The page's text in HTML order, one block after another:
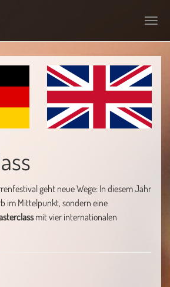
geht neue Wege: In diesem Jahr
im Mittelpunkt, sondern eine
mit vier internationalen